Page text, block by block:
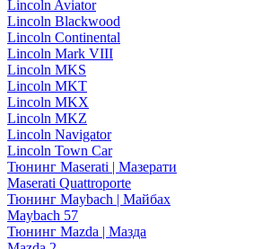
Lincoln Aviator
Lincoln Blackwood
Lincoln Continental
Lincoln Mark VIII
Lincoln MKS
Lincoln MKT
Lincoln MKX
Lincoln MKZ
Lincoln Navigator
Lincoln Town Car
Тюнинг Maserati | Мазерати
Maserati Quattroporte
Тюнинг Maybach | Майбах
Maybach 57
Тюнинг Mazda | Мазда